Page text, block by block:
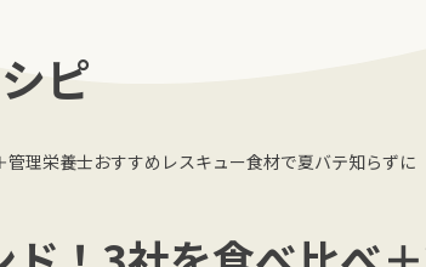
ピ
理栄養士おすすめレスキュー食材で夏バテ知らずに